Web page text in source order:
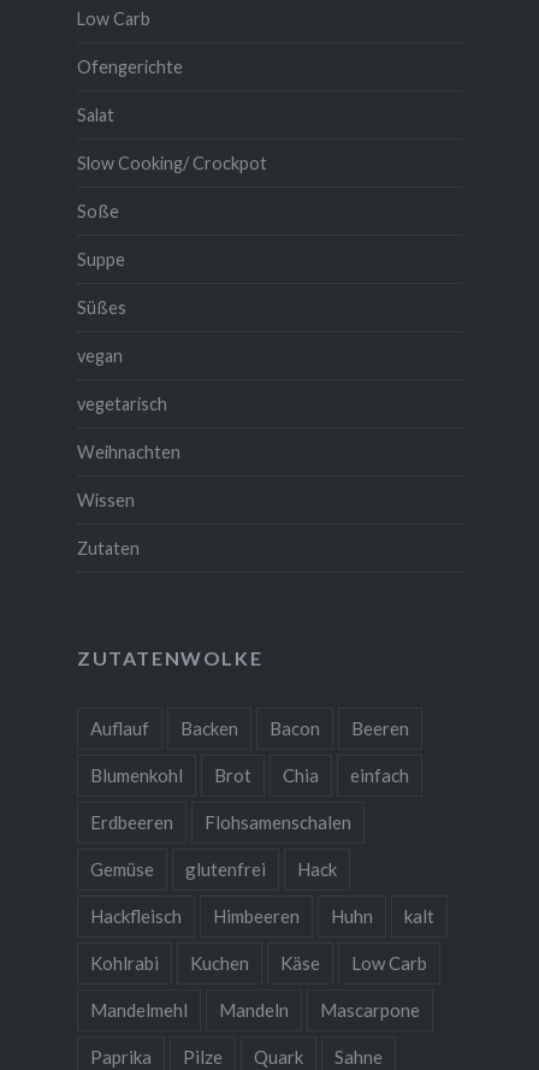
Low Carb
Ofengerichte
Salat
Slow Cooking/ Crockpot
Soße
Suppe
Süßes
vegan
vegetarisch
Weihnachten
Wissen
Zutaten
ZUTATENWOLKE
Auflauf Backen Bacon Beeren
Blumenkohl Brot Chia einfach
Erdbeeren Flohsamenschalen
Gemüse glutenfrei Hack
Hackfleisch Himbeeren Huhn kalt
Kohlrabi Kuchen Käse Low Carb
Mandelmehl Mandeln Mascarpone
Paprika Pilze Quark Sahne